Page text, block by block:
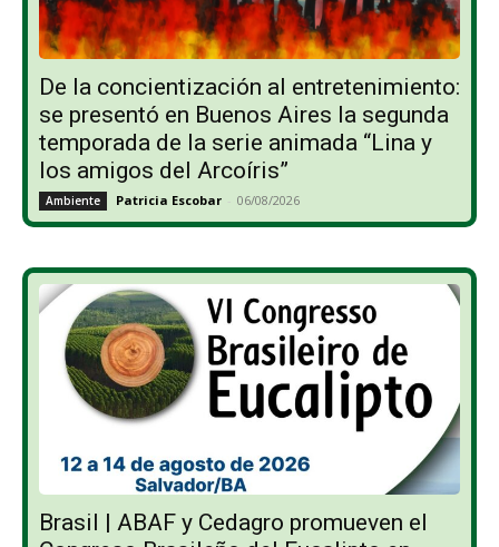
De la concientización al entretenimiento:
se presentó en Buenos Aires la segunda
temporada de la serie animada “Lina y
los amigos del Arcoíris”
Ambiente Patricia Escobar - 06/08/2026
Brasil | ABAF y Cedagro promueven el